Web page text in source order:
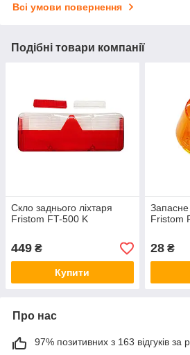
Всі умови повернення
Подібні товари компанії
Скло заднього ліхтаря
Fristom FT-500 K
449 ₴
Купити
Запасне
Fristom
28₴
Про нас
97% позитивних з 163 відгуків за